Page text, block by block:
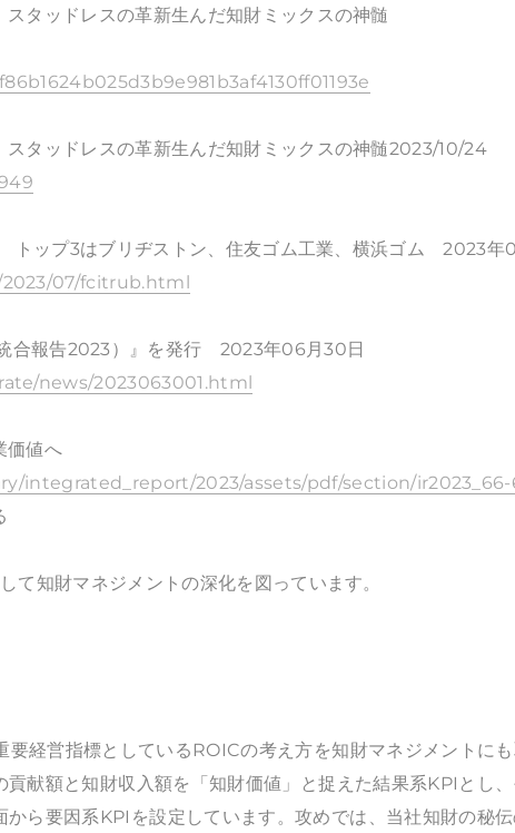
タッドレスの革新生んだ知財ミックスの神髄
タッドレスの革新生んだ知財ミックスの神髄2023/10/24
トップ3はブリヂストン、住友ゴム工業、横浜ゴム 2023年
07/fcitrub.html
報告2023）』を発行 2023年06月30日
news/2023063001.html
価値へ
integrated_report/2023/assets/pdf/section/ir2023_66-
て知財マネジメントの深化を図っています。
経営指標としているROICの考え方を知財マネジメントに
献額と知財収入額を「知財価値」と捉えた結果系KPIとし
ら要因系KPIを設定しています。攻めでは、当社知財の秘伝